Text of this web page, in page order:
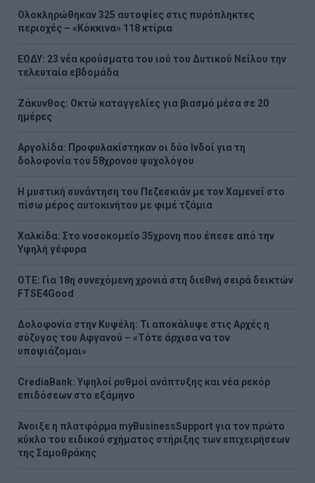
Ολοκληρώθηκαν 325 αυτοψίες στις πυρόπληκτες
περιοχές – «Κόκκινα» 118 κτίρια
ΕΟΔΥ: 23 νέα κρούσματα του ιού του Δυτικού Νείλου την
τελευταία εβδομάδα
Ζάκυνθος: Οκτώ καταγγελίες για βιασμό μέσα σε 20
ημέρες
Αργολίδα: Προφυλακίστηκαν οι δύο Ινδοί για τη
δολοφονία του 58χρονου ψυχολόγου
Η μυστική συνάντηση του Πεζεσκιάν με τον Χαμενεΐ στο
πίσω μέρος αυτοκινήτου με φιμέ τζάμια
Χαλκίδα: Στο νοσοκομείο 35χρονη που έπεσε από την
Υψηλή γέφυρα
ΟΤΕ: Για 18η συνεχόμενη χρονιά στη διεθνή σειρά δεικτών
FTSE4Good
Δολοφονία στην Κυψέλη: Τι αποκάλυψε στις Αρχές η
σύζυγος του Αφγανού – «Τότε άρχισα να τον
υποψιάζομαι»
CrediaBank: Υψηλοί ρυθμοί ανάπτυξης και νέα ρεκόρ
επιδόσεων στο εξάμηνο
Άνοιξε η πλατφόρμα myBusinessSupport για τον πρώτο
κύκλο του ειδικού σχήματος στήριξης των επιχειρήσεων
της Σαμοθράκης